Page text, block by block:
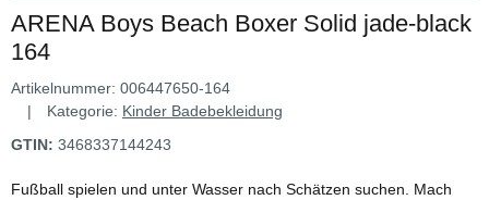
ARENA Boys Beach Boxer Solid jade-black
164
Artikelnummer: 006447650-164
Kategorie: Kinder Badebekleidung
GTIN: 3468337144243
Fußball spielen und unter Wasser nach Schätzen suchen. Mach